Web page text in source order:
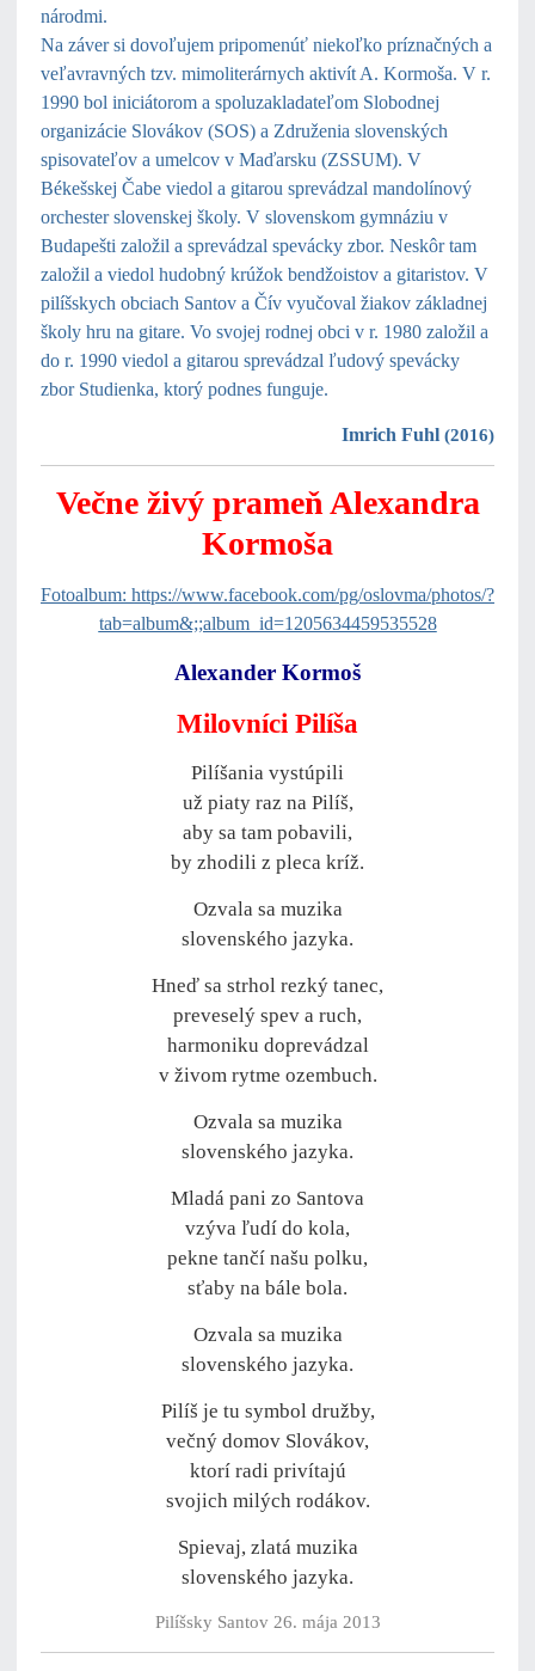
národmi.
Na záver si dovoľujem pripomenúť niekoľko príznačných a
veľavravných tzv. mimoliterárnych aktivít A. Kormoša. V r.
1990 bol iniciátorom a spoluzakladateľom Slobodnej
organizácie Slovákov (SOS) a Združenia slovenských
spisovateľov a umelcov v Maďarsku (ZSSUM). V
Békešskej Čabe viedol a gitarou sprevádzal mandolínový
orchester slovenskej školy. V slovenskom gymnáziu v
Budapešti založil a sprevádzal spevácky zbor. Neskôr tam
založil a viedol hudobný krúžok bendžoistov a gitaristov. V
pilíšskych obciach Santov a Čív vyučoval žiakov základnej
školy hru na gitare. Vo svojej rodnej obci v r. 1980 založil a
do r. 1990 viedol a gitarou sprevádzal ľudový spevácky
zbor Studienka, ktorý podnes funguje.
Imrich Fuhl (2016)
Večne živý prameň Alexandra
Kormoša
Fotoalbum: https://www.facebook.com/pg/oslovma/photos/?
tab=album&;;album_id=1205634459535528
Alexander Kormoš
Milovníci Pilíša
Pilíšania vystúpili
už piaty raz na Pilíš,
aby sa tam pobavili,
by zhodili z pleca kríž.
Ozvala sa muzika
slovenského jazyka.
Hneď sa strhol rezký tanec,
preveselý spev a ruch,
harmoniku doprevádzal
v živom rytme ozembuch.
Ozvala sa muzika
slovenského jazyka.
Mladá pani zo Santova
vzýva ľudí do kola,
pekne tančí našu polku,
sťaby na bále bola.
Ozvala sa muzika
slovenského jazyka.
Pilíš je tu symbol družby,
večný domov Slovákov,
ktorí radi privítajú
svojich milých rodákov.
Spievaj, zlatá muzika
slovenského jazyka.
Pilíšsky Santov 26. mája 2013